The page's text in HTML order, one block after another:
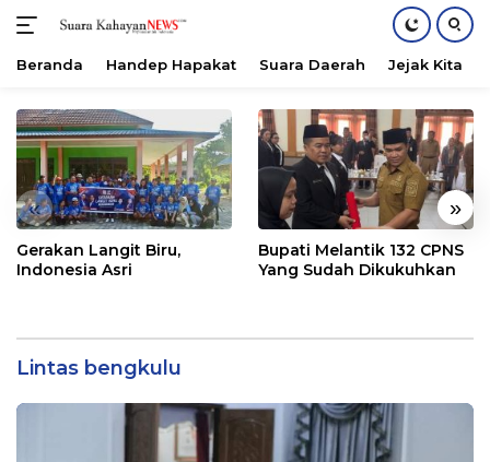
konten
Beranda Handep Hapakat Suara Daerah Jejak Kita
« »
Gerakan Langit Biru,
Indonesia Asri
Bupati Melantik 132 CPNS
Yang Sudah Dikukuhkan
Lintas bengkulu